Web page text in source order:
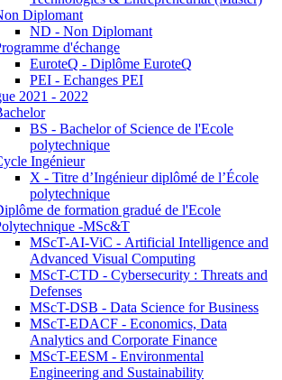
Diplomant
ND - Non Diplomant
d'échange
EuroteQ - Diplôme EuroteQ
PEI - Echanges PEI
2021 - 2022
BS - Bachelor of Science de l'Ecole
polytechnique
Ingénieur
X - Titre d’Ingénieur diplômé de l’École
polytechnique
de formation gradué de l'Ecole
-MSc&T
MScT-AI-ViC - Artificial Intelligence and
Advanced Visual Computing
MScT-CTD - Cybersecurity : Threats and
Defenses
MScT-DSB - Data Science for Business
MScT-EDACF - Economics, Data
Analytics and Corporate Finance
MScT-EESM - Environmental
Engineering and Sustainability